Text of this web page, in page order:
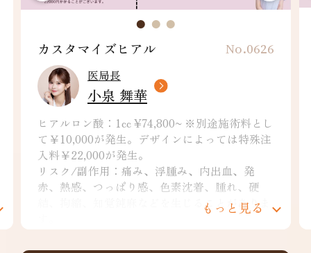
カスタマイズヒアル No.0626
医局長
小泉 舞華
ヒアルロン酸：1cc ¥74,800~ ※別途施術料とし
て￥10,000が発生。デザインによっては特殊注
入料￥22,000が発生。
リスク/副作用：痛み、浮腫み、内出血、発
赤、熱感、つっぱり感、色素沈着、腫れ、硬
結、拘縮、知覚鈍麻などを生じることがありま
もっと見る